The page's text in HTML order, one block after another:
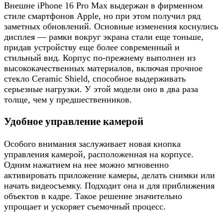
Внешне iPhone 16 Pro Max выдержан в фирменном
стиле смартфонов Apple, но при этом получил ряд
заметных обновлений. Основные изменения коснулись
дисплея — рамки вокруг экрана стали еще тоньше,
придав устройству еще более современный и
стильный вид. Корпус по-прежнему выполнен из
высококачественных материалов, включая прочное
стекло Ceramic Shield, способное выдерживать
серьезные нагрузки. У этой модели оно в два раза
толще, чем у предшественников.
Удобное управление камерой
Особого внимания заслуживает новая кнопка
управления камерой, расположенная на корпусе.
Одним нажатием на нее можно мгновенно
активировать приложение камеры, делать снимки или
начать видеосъемку. Подходит она и для приближения
объектов в кадре. Такое решение значительно
упрощает и ускоряет съемочный процесс.